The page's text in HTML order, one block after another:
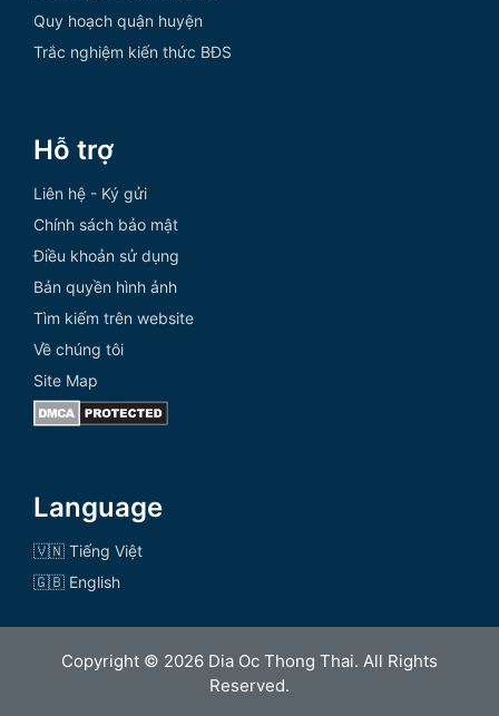
Quy hoạch quận huyện
Trắc nghiệm kiến thức BĐS
Hỗ trợ
Liên hệ - Ký gửi
Chính sách bảo mật
Điều khoản sử dụng
Bản quyền hình ảnh
Tìm kiếm trên website
Về chúng tôi
Site Map
Language
🇻🇳 Tiếng Việt
🇬🇧 English
Copyright © 2026 Dia Oc Thong Thai. All Rights
Reserved.